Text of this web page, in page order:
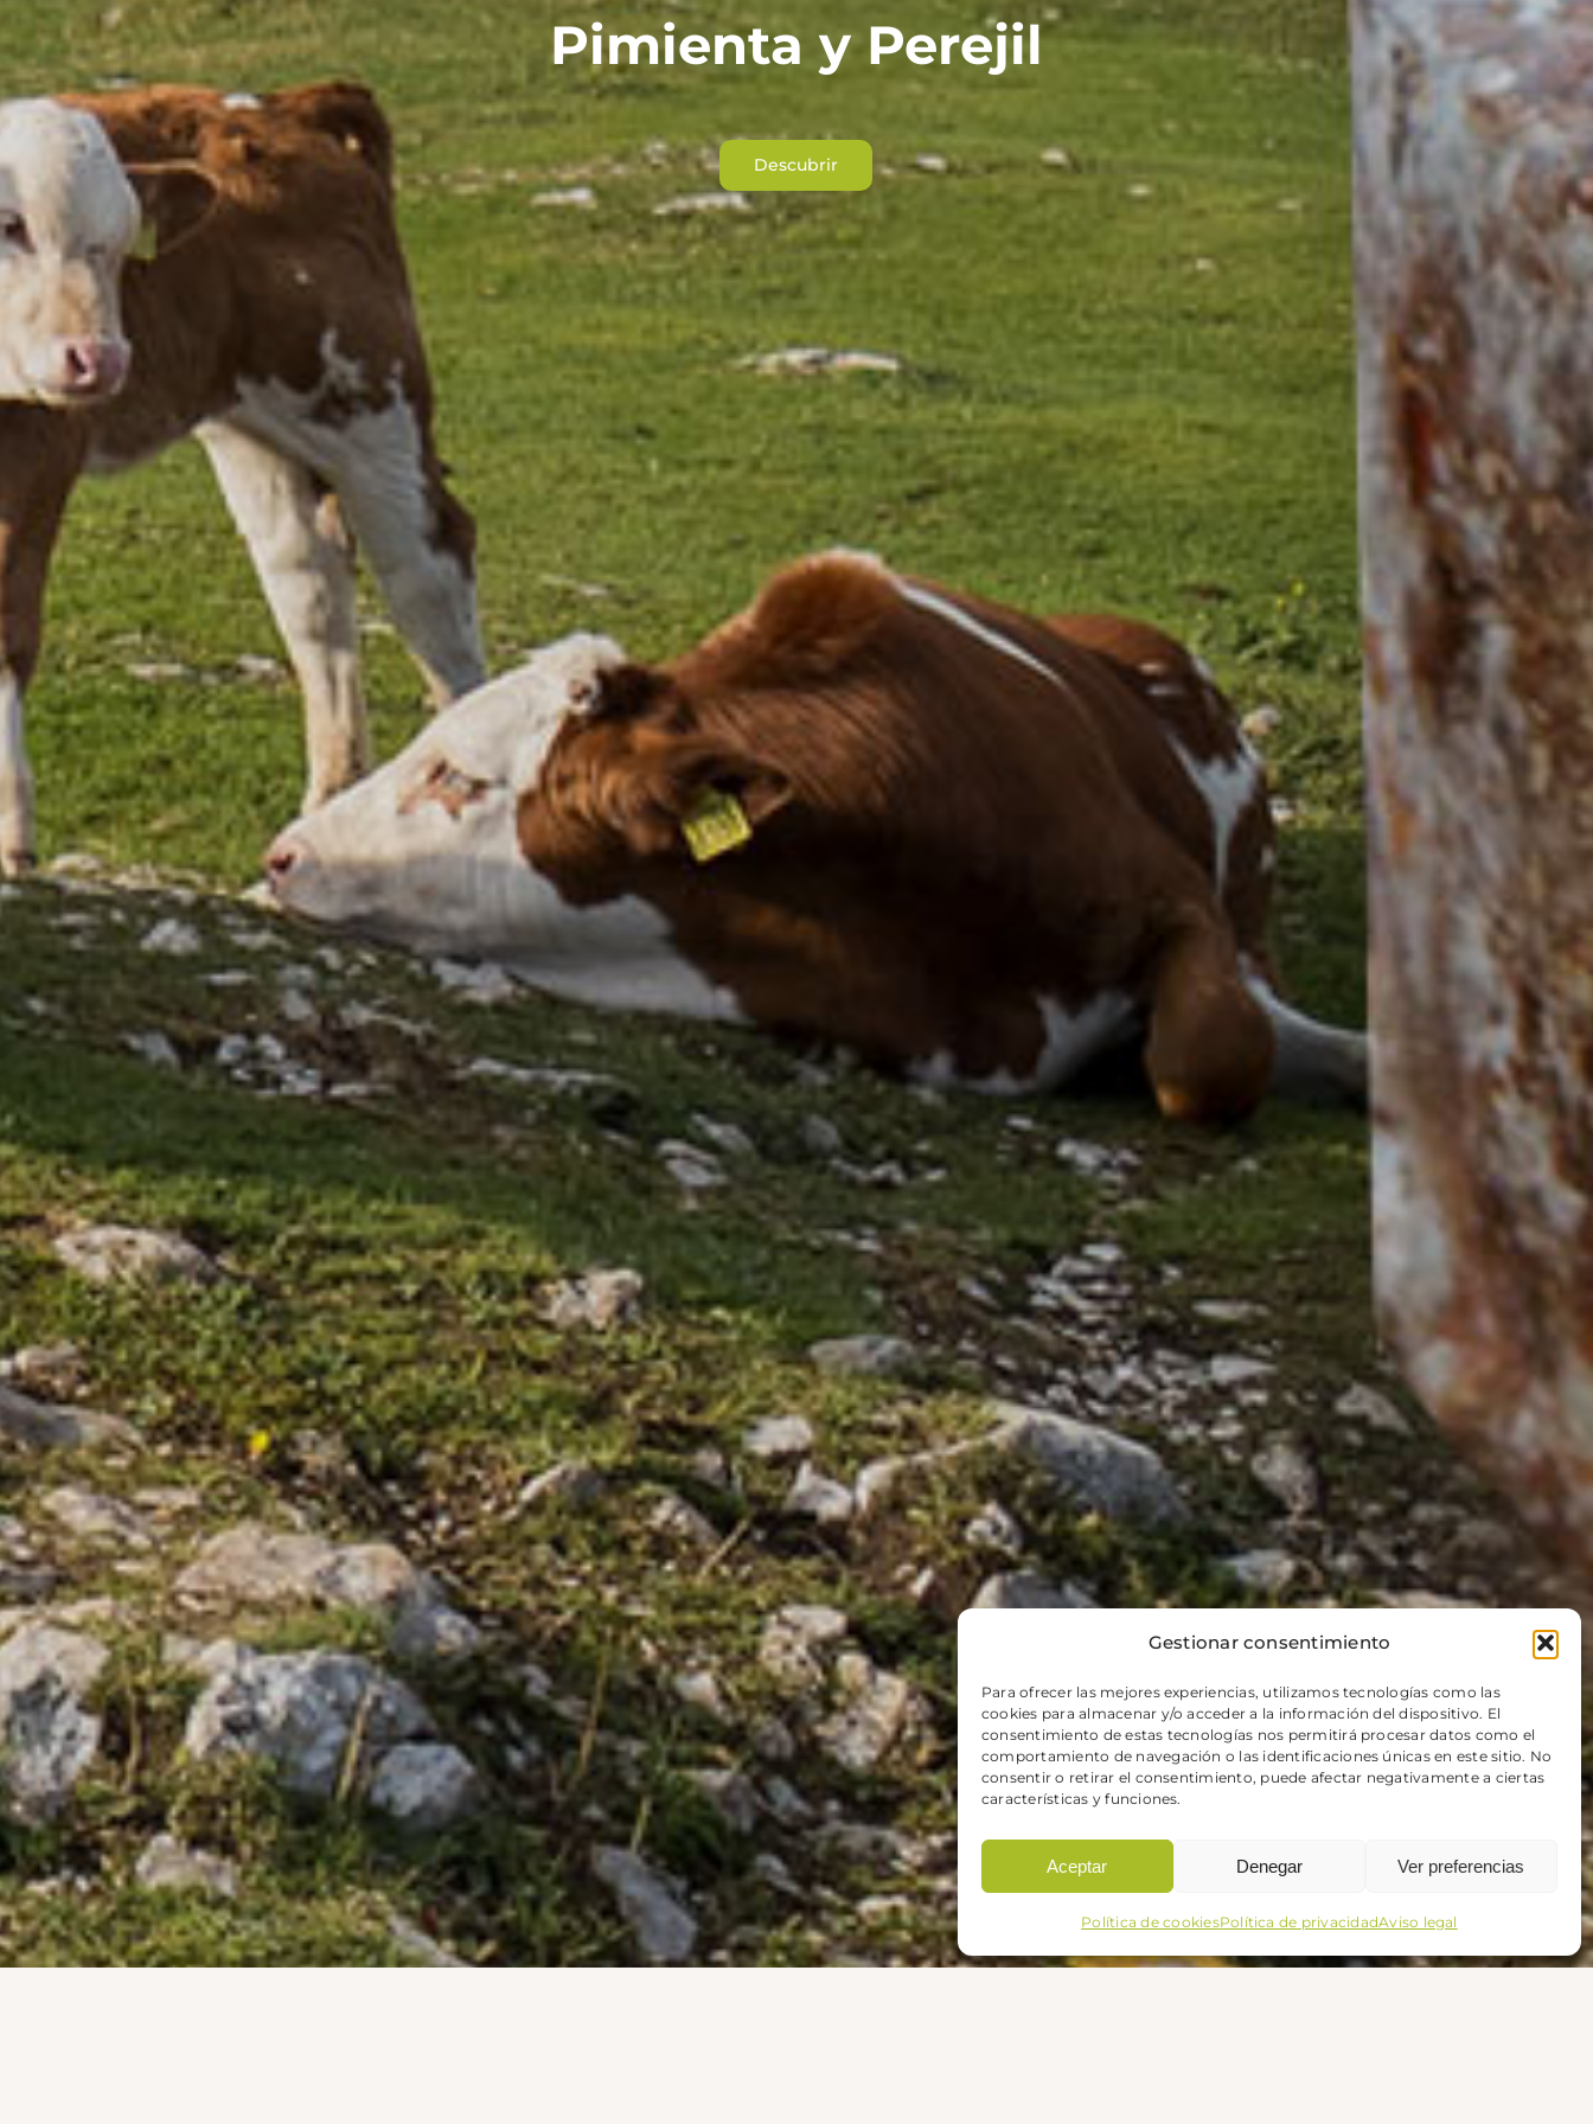
Gestionar consentimiento
Para ofrecer las mejores experiencias, utilizamos tecnologías como las
cookies para almacenar y/o acceder a la información del dispositivo. El
consentimiento de estas tecnologías nos permitirá procesar datos como el
comportamiento de navegación o las identificaciones únicas en este sitio. No
consentir o retirar el consentimiento, puede afectar negativamente a ciertas
características y funciones.
Aceptar Denegar Ver preferencias
Política de cookiesPolítica de privacidadAviso legal
Pimienta y Perejil
Descubrir